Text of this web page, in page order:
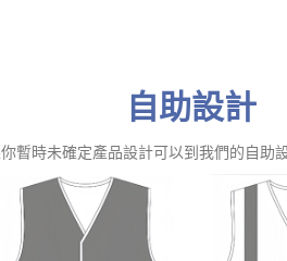
自助設計
暫時未確定產品設計可以到我們的自助